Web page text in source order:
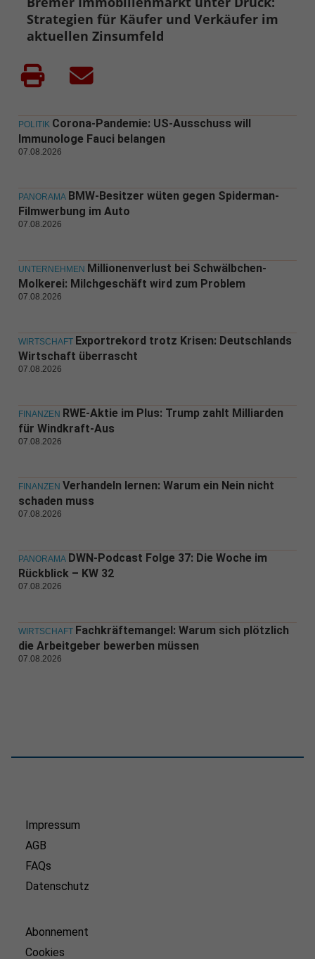
Strategien für Käufer und Verkäufer im
aktuellen Zinsumfeld
POLITIK Corona-Pandemie: US-Ausschuss will
Immunologe Fauci belangen
07.08.2026
PANORAMA BMW-Besitzer wüten gegen Spiderman-
Filmwerbung im Auto
07.08.2026
UNTERNEHMEN Millionenverlust bei Schwälbchen-
Molkerei: Milchgeschäft wird zum Problem
07.08.2026
WIRTSCHAFT Exportrekord trotz Krisen: Deutschlands
Wirtschaft überrascht
07.08.2026
FINANZEN RWE-Aktie im Plus: Trump zahlt Milliarden
für Windkraft-Aus
07.08.2026
FINANZEN Verhandeln lernen: Warum ein Nein nicht
schaden muss
07.08.2026
PANORAMA DWN-Podcast Folge 37: Die Woche im
Rückblick – KW 32
07.08.2026
WIRTSCHAFT Fachkräftemangel: Warum sich plötzlich
die Arbeitgeber bewerben müssen
07.08.2026
Impressum
AGB
FAQs
Datenschutz
Abonnement
Cookies